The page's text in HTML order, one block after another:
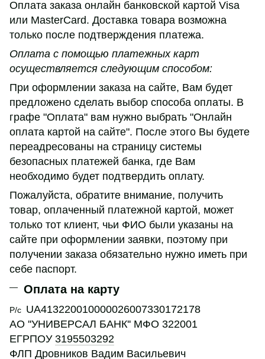
Оплата заказа онлайн банковской картой Visa
или MasterCard. Доставка товара возможна
только после подтверждения платежа.
Оплата с помощью платежных карт
осуществляется следующим способом:
При оформлении заказа на сайте, Вам будет
предложено сделать выбор способа оплаты. В
графе "Оплата" вам нужно выбрать "Онлайн
оплата картой на сайте". После этого Вы будете
переадресованы на страницу системы
безопасных платежей банка, где Вам
необходимо будет подтвердить оплату.
Пожалуйста, обратите внимание, получить
товар, оплаченный платежной картой, может
только тот клиент, чьи ФИО были указаны на
сайте при оформлении заявки, поэтому при
получении заказа обязательно нужно иметь при
себе паспорт.
Оплата на карту
Р/с UA413220010000026007330172178
АО ''УНИВЕРСАЛ БАНК'' МФО 322001
ЕГРПОУ 3195503292
ФЛП Дровников Вадим Васильевич